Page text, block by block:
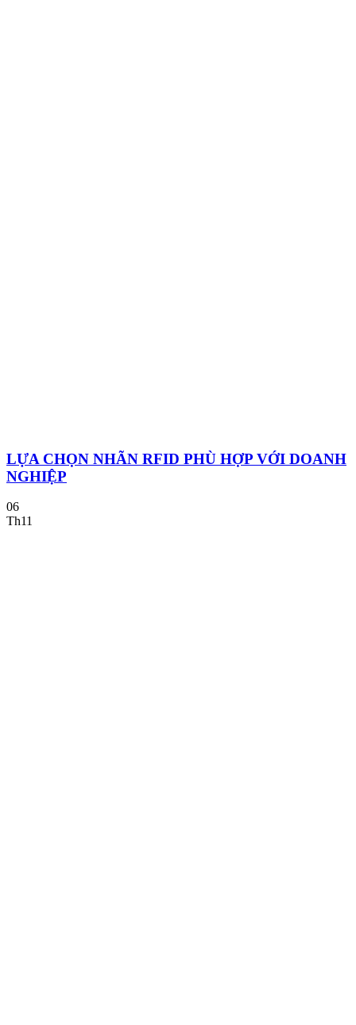
LỰA CHỌN NHÃN RFID PHÙ HỢP VỚI DOANH
NGHIỆP
06
Th11